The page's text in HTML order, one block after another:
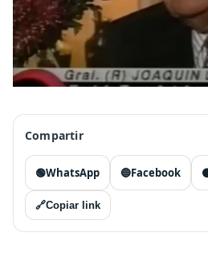
Compartir
🟢WhatsApp 🔵Facebook
🔗Copiar link